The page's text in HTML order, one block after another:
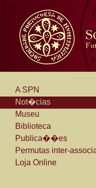
A SPN
Not�cias
Museu
Biblioteca
Publica��es
Permutas inter-
Loja Online